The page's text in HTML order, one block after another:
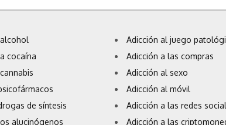
cocaína
de síntesis
alucinógenos
Adicción al juego
Adicción a las compras
Adicción al sexo
Adicción al móvil
Adicción a las redes
Adicción a las